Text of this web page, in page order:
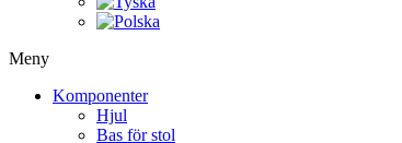
Meny
Komponenter
Hjul
Bas för stol